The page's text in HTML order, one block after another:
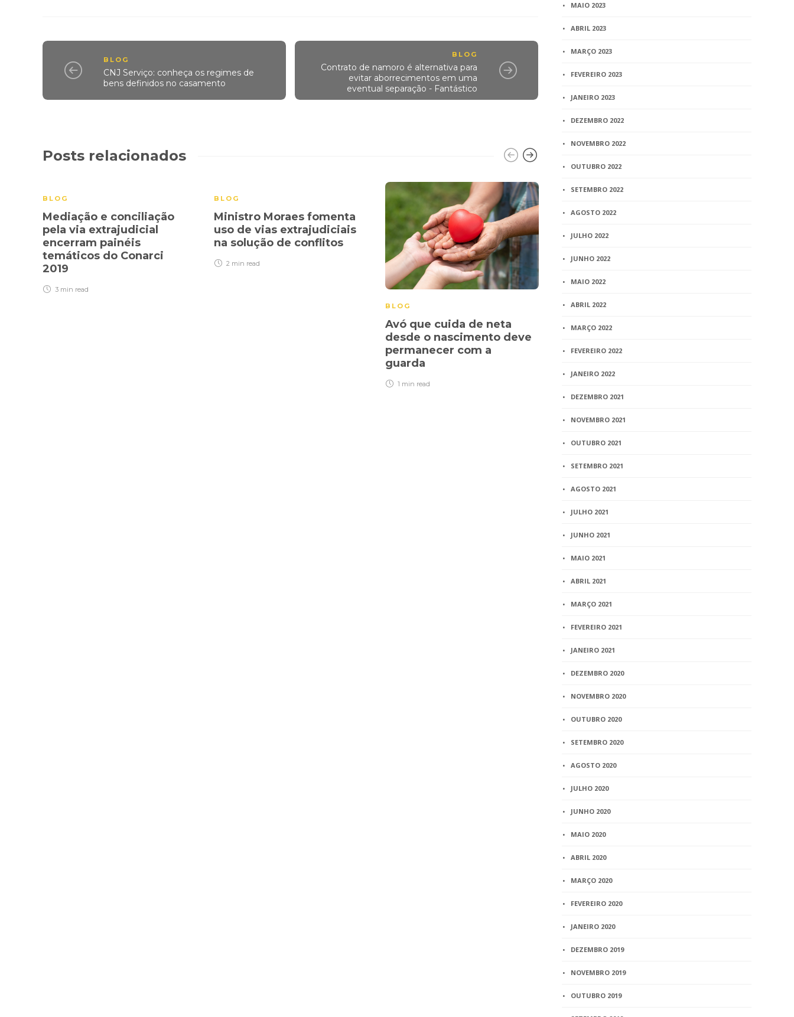
BLOG
CNJ Serviço: conheça os regimes de
bens definidos no casamento
BLOG
Contrato de namoro é alternativa para
evitar aborrecimentos em uma
eventual separação - Fantástico
Posts relacionados
BLOG
Mediação e conciliação
pela via extrajudicial
encerram painéis
temáticos do Conarci
2019
3 min read
BLOG
Ministro Moraes fomenta
uso de vias extrajudiciais
na solução de conflitos
2 min read
BLOG
Avó que cuida de neta
desde o nascimento deve
permanecer com a
guarda
1 min read
Artigo – Divórcio sem
Portugal Bacellar
3 min read
MAIO 2023
ABRIL 2023
MARÇO 2023
FEVEREIRO 2023
JANEIRO 2023
DEZEMBRO 2022
NOVEMBRO 2022
OUTUBRO 2022
SETEMBRO 2022
AGOSTO 2022
JULHO 2022
JUNHO 2022
MAIO 2022
ABRIL 2022
MARÇO 2022
FEVEREIRO 2022
JANEIRO 2022
DEZEMBRO 2021
NOVEMBRO 2021
OUTUBRO 2021
SETEMBRO 2021
AGOSTO 2021
JULHO 2021
JUNHO 2021
MAIO 2021
ABRIL 2021
MARÇO 2021
FEVEREIRO 2021
JANEIRO 2021
DEZEMBRO 2020
NOVEMBRO 2020
OUTUBRO 2020
SETEMBRO 2020
AGOSTO 2020
JULHO 2020
JUNHO 2020
MAIO 2020
ABRIL 2020
MARÇO 2020
FEVEREIRO 2020
JANEIRO 2020
DEZEMBRO 2019
NOVEMBRO 2019
OUTUBRO 2019